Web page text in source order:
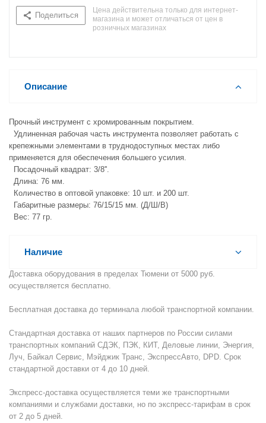
Поделиться
Цена действительна только для интернет-
магазина и может отличаться от цен в
розничных магазинах
Описание
Прочный инструмент с хромированным покрытием.
Удлиненная рабочая часть инструмента позволяет работать с
крепежными элементами в труднодоступных местах либо
применяется для обеспечения большего усилия.
Посадочный квадрат: 3/8''.
Длина: 76 мм.
Количество в оптовой упаковке: 10 шт. и 200 шт.
Габаритные размеры: 76/15/15 мм. (Д/Ш/В)
Вес: 77 гр.
Наличие
Доставка оборудования в пределах Тюмени от 5000 руб.
осуществляется бесплатно.
Бесплатная доставка до терминала любой транспортной компании.
Стандартная доставка от наших партнеров по России силами
транспортных компаний СДЭК, ПЭК, КИТ, Деловые линии, Энергия,
Луч, Байкал Сервис, Мэйджик Транс, ЭкспрессАвто, DPD. Срок
стандартной доставки от 4 до 10 дней.
Экспресс-доставка осуществляется теми же транспортными
компаниями и службами доставки, но по экспресс-тарифам в срок
от 2 до 5 дней.